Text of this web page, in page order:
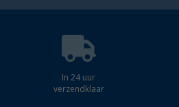
In 24 uur
verzendklaar